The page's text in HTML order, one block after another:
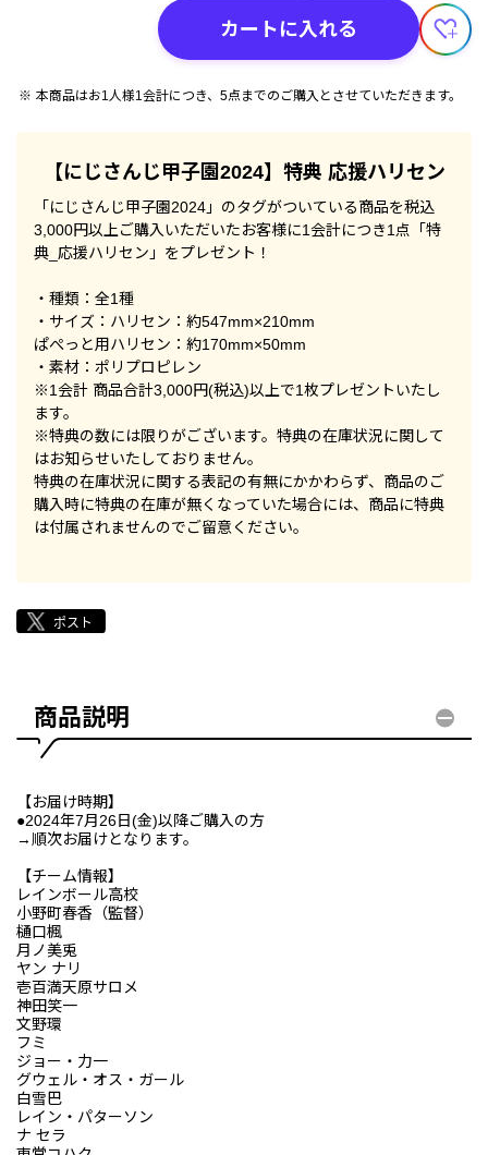
カートに入れる
本商品はお1人様1会計につき、5点までのご購入とさせていただきます。
【にじさんじ甲子園2024】特典 応援ハリセン
「にじさんじ甲子園2024」のタグがついている商品を税込
3,000円以上ご購入いただいたお客様に1会計につき1点「特
典_応援ハリセン」をプレゼント！
・種類：全1種
・サイズ：ハリセン：約547mm×210mm
ぱぺっと用ハリセン：約170mm×50mm
・素材：ポリプロピレン
※1会計 商品合計3,000円(税込)以上で1枚プレゼントいたし
ます。
※特典の数には限りがございます。特典の在庫状況に関して
はお知らせいたしておりません。
特典の在庫状況に関する表記の有無にかかわらず、商品のご
購入時に特典の在庫が無くなっていた場合には、商品に特典
は付属されませんのでご留意ください。
商品説明
【お届け時期】
●2024年7月26日(金)以降ご購入の方
→順次お届けとなります。
【チーム情報】
レインボール高校
小野町春香（監督）
樋口楓
月ノ美兎
ヤン ナリ
壱百満天原サロメ
神田笑一
文野環
フミ
ジョー・力一
グウェル・オス・ガール
白雪巴
レイン・パターソン
ナ セラ